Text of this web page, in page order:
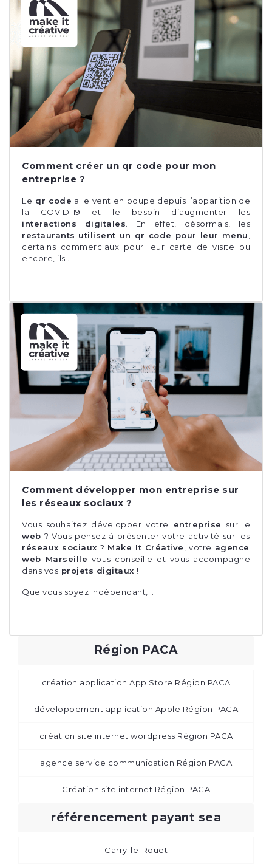
Comment créer un qr code pour mon
entreprise ?
Le qr code a le vent en poupe depuis l’apparition de
la COVID-19 et le besoin d’augmenter les
interactions digitales . En effet, désormais, les
restaurants utilisent un qr code pour leur menu
certains commerciaux pour leur carte de visite ou
encore, ils …
Comment développer mon entreprise sur
les réseaux sociaux ?
Vous souhaitez développer votre entreprise
sur le
web ? Vous pensez à présenter votre activité sur les
réseaux sociaux ? Make It Créative , votre agence
web Marseille vous conseille et vous accompagne
dans vos projets digitaux !
Que vous soyez indépendant,…
Région PACA
création application App Store Région PACA
développement application Apple Région PACA
création site internet wordpress Région PACA
agence service communication Région PACA
Création site internet Région PACA
référencement payant sea
Carry-le-Rouet